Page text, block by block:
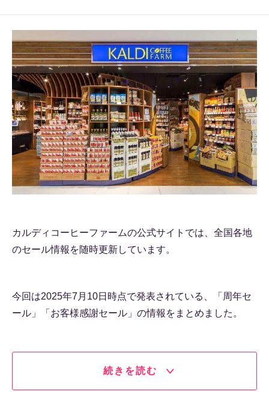
カルディコーヒーファームの公式サイトでは、全国各地
のセール情報を随時更新しています。
今回は2025年7月10日時点で発表されている、「周年セ
ール」「お客様感謝セール」の情報をまとめました。
続きを読む